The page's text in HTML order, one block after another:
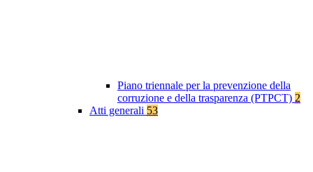
Piano triennale per la prevenzione della
corruzione e della trasparenza (PTPCT) 2
Atti generali 53